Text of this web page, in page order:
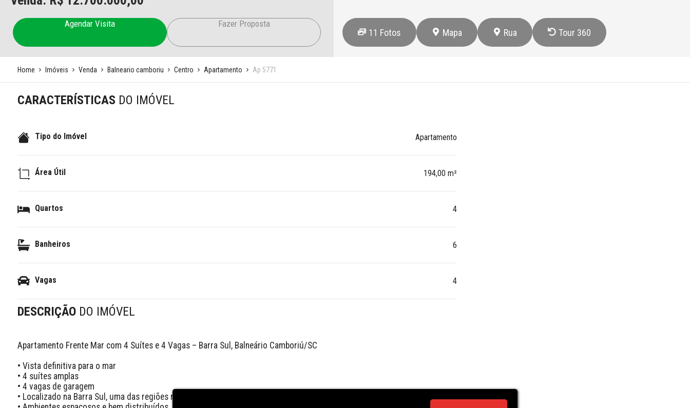
Agendar Visita Fazer Proposta
11 Fotos Mapa Rua Tour 360
Home Imóveis Venda Balneario camboriu Centro Apartamento Ap 5771
CARACTERÍSTICAS DO IMÓVEL
Tipo do Imóvel Apartamento
Área Útil 194,00 m²
Quartos 4
Banheiros 6
Vagas 4
DESCRIÇÃO DO IMÓVEL
Apartamento Frente Mar com 4 Suítes e 4 Vagas – Barra Sul, Balneário Camboriú/SC
• Vista definitiva para o mar
• 4 suítes amplas
• 4 vagas de garagem
• Localizado na Barra Sul, uma das regiões mais valorizadas de Balneário Camboriú